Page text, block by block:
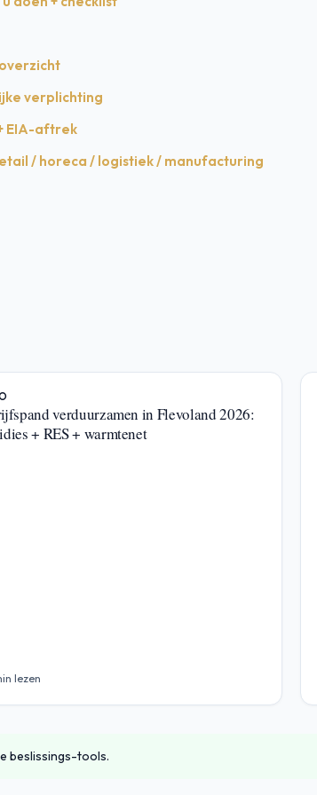
verplichting
EIA-aftrek
/ horeca / logistiek / manufacturing
verduurzamen in Flevoland 2026:
+ RES + warmtenet
lezen
beslissings-tools.